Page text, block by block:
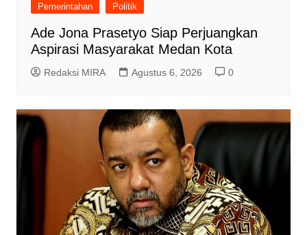
Pemerintahan
Politik
Ade Jona Prasetyo Siap Perjuangkan
Aspirasi Masyarakat Medan Kota
Redaksi MIRA Agustus 6, 2026 0